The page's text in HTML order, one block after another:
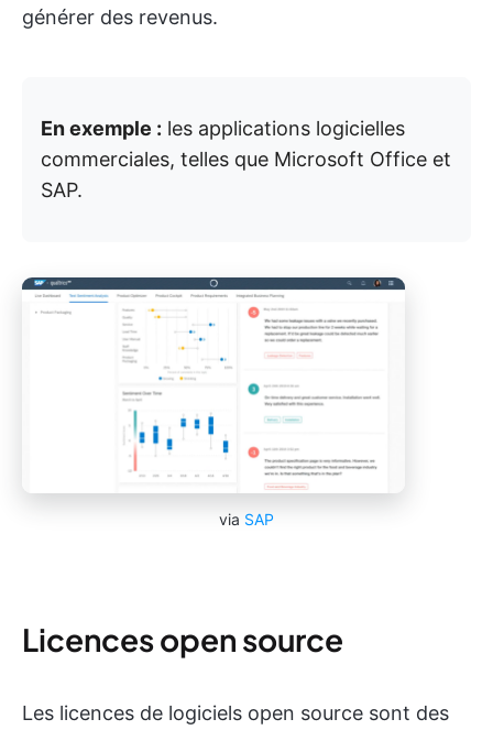
générer des revenus.
En exemple : les applications logicielles
commerciales, telles que Microsoft Office et
SAP.
via SAP
Licences open source
Les licences de logiciels open source sont des